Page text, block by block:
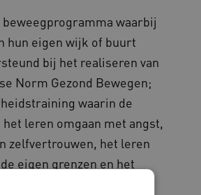
waarbij
hun eigen wijk of buurt
bij het realiseren van
Norm Gezond Bewegen;
waarin de
leren omgaan met angst,
zelfvertrouwen, het leren
eigen grenzen en het
emoties en het eigen